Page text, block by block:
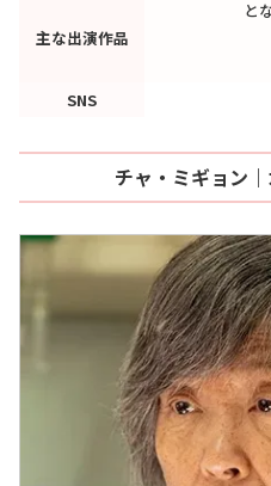
主な出演作品
と
SNS
チャ・ミギョン